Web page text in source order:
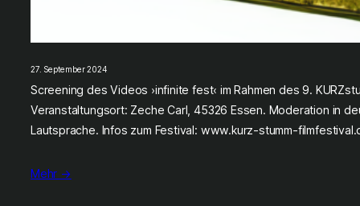
27. September 2024
Screening des Videos ›infinite fest‹ im Rahmen des 9.
Veranstaltungsort: Zeche Carl, 45326 Essen. Moderation in
Lautsprache. Infos zum Festival: www.kurz-stumm-
Mehr →